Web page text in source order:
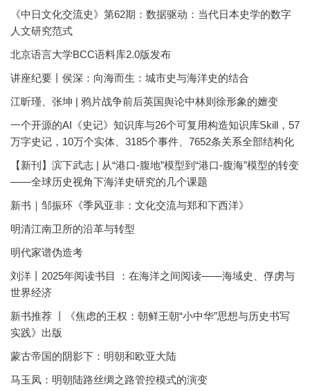
《中日文化交流史》第62期：数据驱动：当代日本史学的数字
人文研究范式
北京语言大学BCC语料库2.0版发布
讲座纪要丨侯深：向海而生：城市史与海洋史的结合
江昕瑾、张坤 | 鸦片战争前后英国舆论中林则徐形象的嬗变
一个开源的AI《史记》知识库与26个可复用构造知识库Skill，57
万字史记，10万个实体、3185个事件、7652条关系全部结构化
【新刊】滨下武志 | 从“港口-腹地”模型到“港口-腹海”模型的转变
——全球历史视角下海洋史研究的几个课题
新书｜邹振环《季风亚非：文化交流与郑和下西洋》
明清江南卫所的沿革与转型
明代家谱伪造考
刘洋丨2025年阅读书目 ：在海洋之间阅读——海域史、俘虏与
世界经济
新书推荐 丨《焦虑的王权：朝鲜王朝“小中华”思想与历史书写
实践》出版
蒙古帝国的阴影下：明朝和欧亚大陆
马玉凤：明朝陆路丝绸之路管控模式的演变